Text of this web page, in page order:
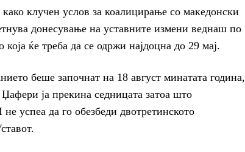
клучен услов за коалицирање со македонски
донесување на уставните измени веднаш по
ќе треба да се одржи најдоцна до 29 мај.
беше започнат на 18 август минатата година,
ја прекина седницата затоа што
успеа да го обезбеди двотретинското